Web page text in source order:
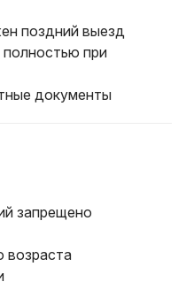
поздний выезд
при
документы
запрещено
возраста